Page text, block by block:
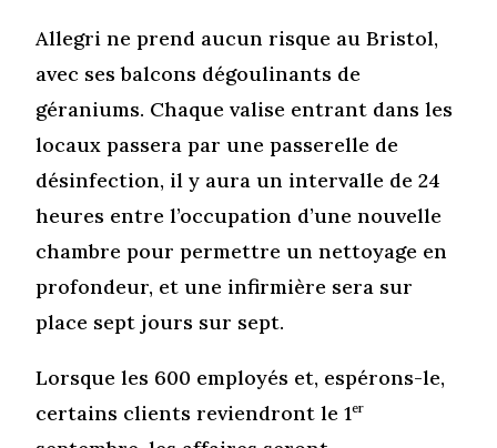
Allegri ne prend aucun risque au Bristol,
avec ses balcons dégoulinants de
géraniums. Chaque valise entrant dans les
locaux passera par une passerelle de
désinfection, il y aura un intervalle de 24
heures entre l’occupation d’une nouvelle
chambre pour permettre un nettoyage en
profondeur, et une infirmière sera sur
place sept jours sur sept.
Lorsque les 600 employés et, espérons-le,
certains clients reviendront le 1er